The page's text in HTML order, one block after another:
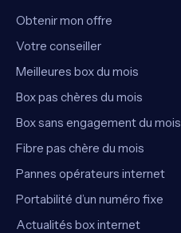
Obtenir mon offre
Votre conseiller
Meilleures box du mois
Box pas chères du mois
Box sans engagement du mois
Fibre pas chère du mois
Pannes opérateurs internet
Portabilité d’un numéro fixe
Actualités box internet